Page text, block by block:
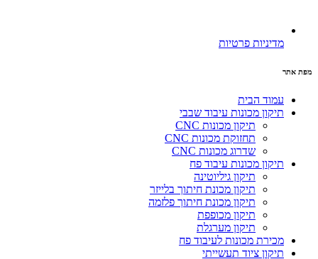
מדיניות פרטיות
מפת אתר
עמוד הבית
תיקון מכונות עיבוד שבבי
תיקון מכונות CNC
תחזוקת מכונות CNC
שדרוג מכונות CNC
תיקון מכונות עיבוד פח
תיקון גיליוטינה
תיקון מכונת חיתוך בלייזר
תיקון מכונת חיתוך פלזמה
תיקון מכופפת
תיקון מערגלת
מכירת מכונות לעיבוד פח
תיקון ציוד תעשייתי